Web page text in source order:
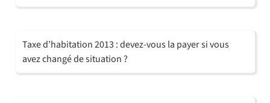
Taxe d’habitation 2013 : devez-vous la payer si vous
avez changé de situation ?